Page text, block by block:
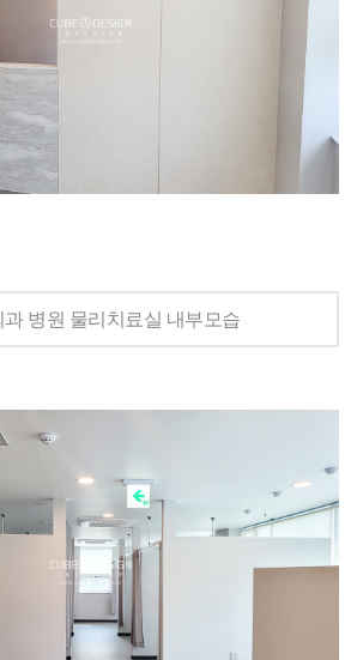
과 병원 물리치료실 내부모습